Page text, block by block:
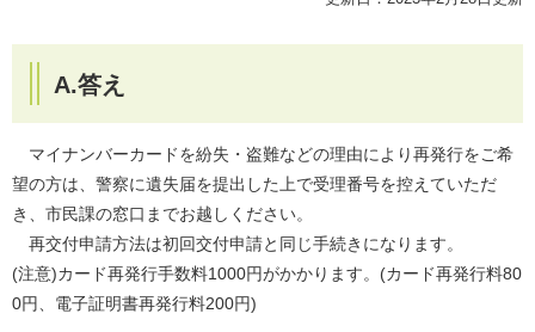
A.答え
マイナンバーカードを紛失・盗難などの理由により再発行をご希
望の方は、警察に遺失届を提出した上で受理番号を控えていただ
き、市民課の窓口までお越しください。
再交付申請方法は初回交付申請と同じ手続きになります。
(注意)カード再発行手数料1000円がかかります。(カード再発行料80
0円、電子証明書再発行料200円)